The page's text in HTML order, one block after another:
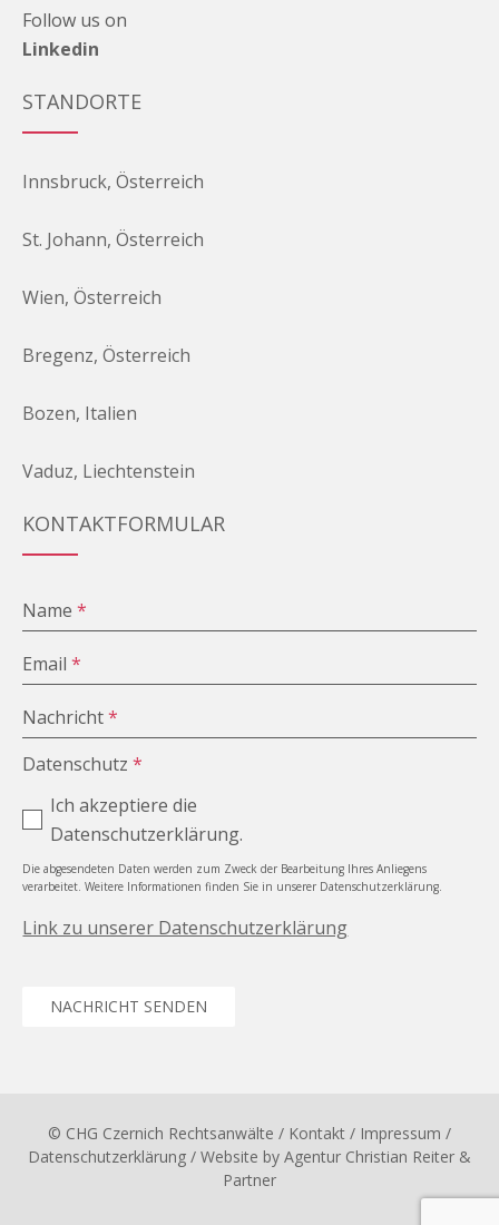
Follow us on
Linkedin
STANDORTE
Innsbruck, Österreich
St. Johann, Österreich
Wien, Österreich
Bregenz, Österreich
Bozen, Italien
Vaduz, Liechtenstein
KONTAKTFORMULAR
Name*
Email*
Nachricht*
Datenschutz*
Ich akzeptiere die
Datenschutzerklärung.
Die abgesendeten Daten werden zum Zweck der Bearbeitung Ihres Anliegens
verarbeitet. Weitere Informationen finden Sie in unserer Datenschutzerklärung.
Link zu unserer Datenschutzerklärung
NACHRICHT SENDEN
© CHG Czernich Rechtsanwälte / Kontakt / Impressum /
Datenschutzerklärung / Website by Agentur Christian Reiter &
Partner